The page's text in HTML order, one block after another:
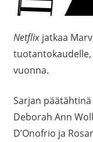
Netflixjatkaa
vuonna.
Sarjan
Deborah Ann
D’Onofrio ja